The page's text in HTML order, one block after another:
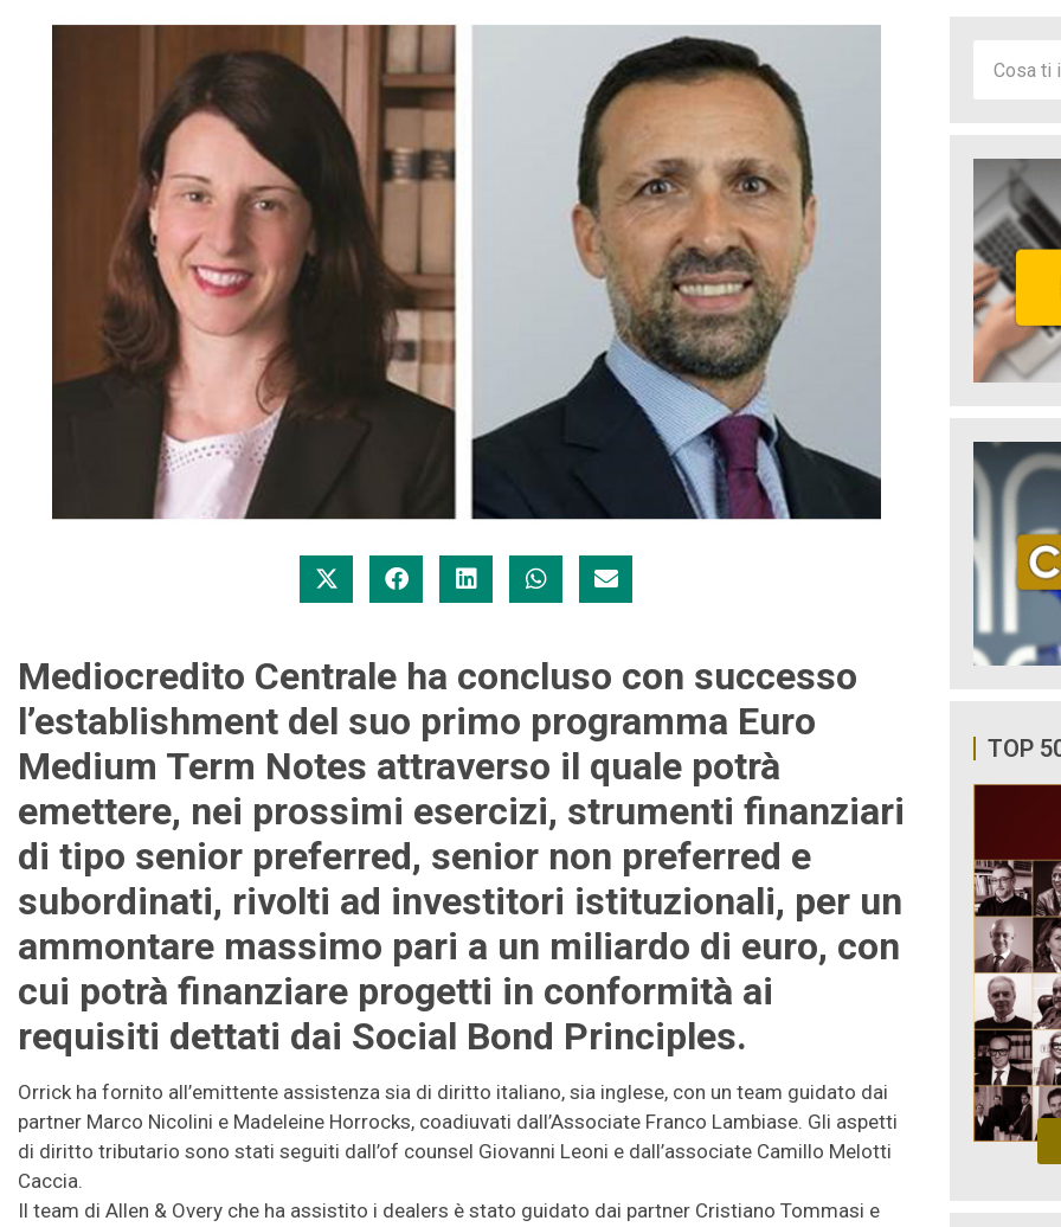
Mediocredito Centrale ha concluso con successo
l’establishment del suo primo programma Euro
Medium Term Notes attraverso il quale potrà
emettere, nei prossimi esercizi, strumenti finanziari
di tipo senior preferred, senior non preferred e
subordinati, rivolti ad investitori istituzionali, per un
ammontare massimo pari a un miliardo di euro, con
cui potrà finanziare progetti in conformità ai
requisiti dettati dai Social Bond Principles.
Orrick ha fornito all’emittente assistenza sia di diritto italiano, sia inglese, con un team guidato dai
partner Marco Nicolini e Madeleine Horrocks, coadiuvati dall’Associate Franco Lambiase. Gli aspetti
di diritto tributario sono stati seguiti dall’of counsel Giovanni Leoni e dall’associate Camillo Melotti
Caccia.
Il team di Allen & Overy che ha assistito i dealers è stato guidato dai partner Cristiano Tommasi e
TOP